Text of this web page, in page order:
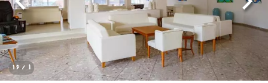
1
/ 16
قبلی بعدی